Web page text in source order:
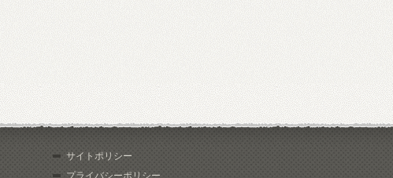
サイトポリシー
プライバシーポリシー